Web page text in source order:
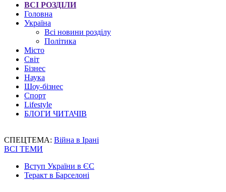
ВСІ РОЗДІЛИ
Головна
Україна
Всі новини розділу
Політика
Місто
Світ
Бізнес
Наука
Шоу-бізнес
Спорт
Lifestyle
БЛОГИ ЧИТАЧІВ
СПЕЦТЕМА: Війна в Ірані
ВСІ ТЕМИ
Вступ України в ЄС
Теракт в Барселоні